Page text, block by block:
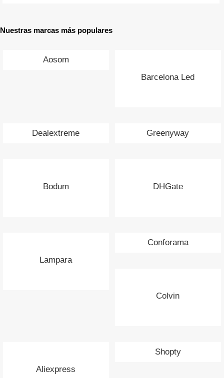
Nuestras marcas más populares
Aosom
Barcelona Led
Dealextreme Greenyway
Bodum DHGate
Lampara
Conforama
Colvin
Aliexpress
Shopty